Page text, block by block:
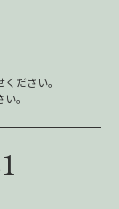
ださい。
。